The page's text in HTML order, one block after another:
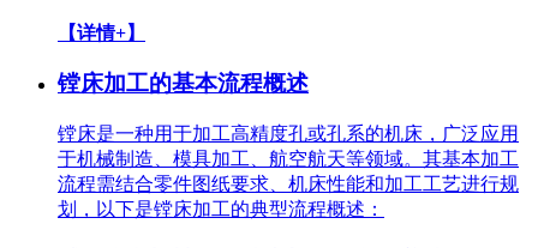
【详情+】
镗床加工的基本流程概述
镗床是一种用于加工高精度孔或孔系的机床，广泛应用
于机械制造、模具加工、航空航天等领域。其基本加工
流程需结合零件图纸要求、机床性能和加工工艺进行规
划，以下是镗床加工的典型流程概述：